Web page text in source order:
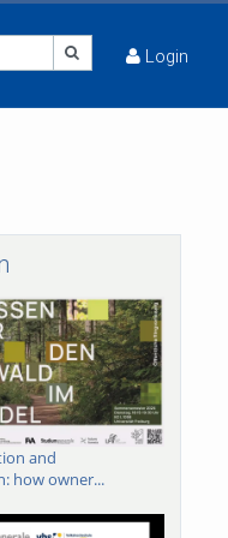
Login
and
how owner...